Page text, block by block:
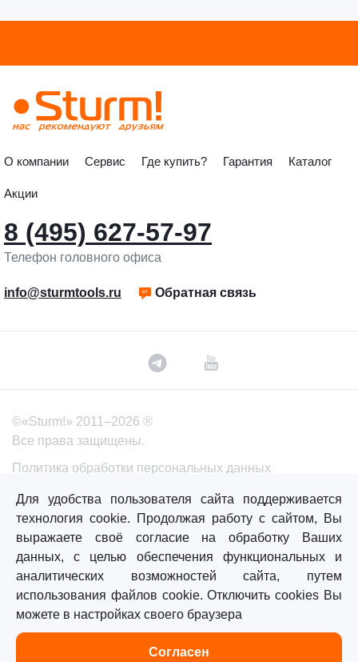
О компании Сервис Где купить? Гарантия Каталог
Акции
8 (495) 627-57-97
Телефон головного офиса
info@sturmtools.ru Обратная связь
©«Sturm!» 2011–2026 ®
Все права защищены.
Политика обработки персональных данных
Согласие на обработку персональных данных
Главная Каталог Сравнение Избранное
Для удобства пользователя сайта поддерживается
технология cookie. Продолжая работу с сайтом, Вы
выражаете своё согласие на обработку Ваших
данных, с целью обеспечения функциональных и
аналитических возможностей сайта, путем
использования файлов cookie. Отключить cookies Вы
можете в настройках своего браузера
Согласен